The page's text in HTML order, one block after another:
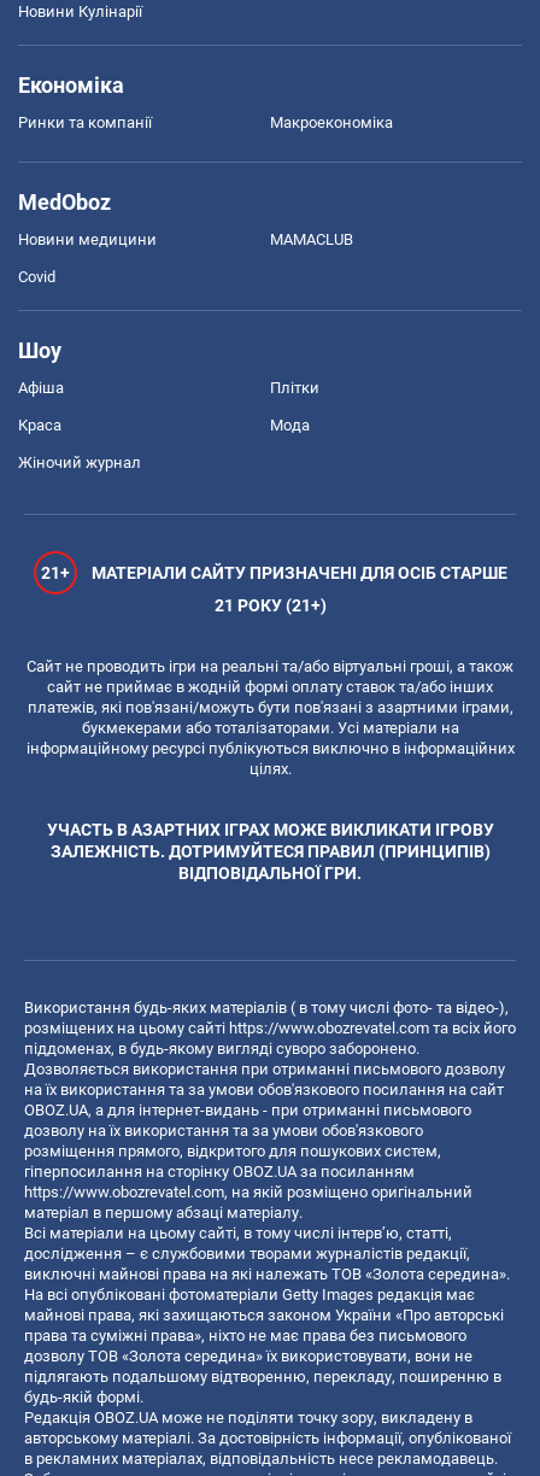
Новини Кулінарії
Економіка
Ринки та компанії Макроекономіка
MedOboz
Новини медицини MAMACLUB
Covid
Шоу
Афіша Плітки
Краса Мода
Жіночий журнал
21+
МАТЕРІАЛИ САЙТУ ПРИЗНАЧЕНІ ДЛЯ ОСІБ СТАРШЕ
21 РОКУ (21+)
Сайт не проводить ігри на реальні та/або віртуальні гроші, а також
сайт не приймає в жодній формі оплату ставок та/або інших
платежів, які пов'язані/можуть бути пов'язані з азартними іграми,
букмекерами або тоталізаторами. Усі матеріали на
інформаційному ресурсі публікуються виключно в інформаційних
цілях.
УЧАСТЬ В АЗАРТНИХ ІГРАХ МОЖЕ ВИКЛИКАТИ ІГРОВУ
ЗАЛЕЖНІСТЬ. ДОТРИМУЙТЕСЯ ПРАВИЛ (ПРИНЦИПІВ)
ВІДПОВІДАЛЬНОЇ ГРИ.
Використання будь-яких матеріалів ( в тому числі фото- та відео-),
розміщених на цьому сайті https://www.obozrevatel.com та всіх його
піддоменах, в будь-якому вигляді суворо заборонено.
Дозволяється використання при отриманні письмового дозволу
на їх використання та за умови обов'язкового посилання на сайт
OBOZ.UA, а для інтернет-видань - при отриманні письмового
дозволу на їх використання та за умови обов'язкового
розміщення прямого, відкритого для пошукових систем,
гіперпосилання на сторінку OBOZ.UA за посиланням
https://www.obozrevatel.com, на якій розміщено оригінальний
матеріал в першому абзаці матеріалу.
Всі матеріали на цьому сайті, в тому числі інтерв’ю, статті,
дослідження – є службовими творами журналістів редакції,
виключні майнові права на які належать ТОВ «Золота середина».
На всі опубліковані фотоматеріали Getty Images редакція має
майнові права, які захищаються законом України «Про авторські
права та суміжні права», ніхто не має права без письмового
дозволу ТОВ «Золота середина» їх використовувати, вони не
підлягають подальшому відтворенню, перекладу, поширенню в
будь-якій формі.
Редакція OBOZ.UA може не поділяти точку зору, викладену в
авторському матеріалі. За достовірність інформації, опублікованої
в рекламних матеріалах, відповідальність несе рекламодавець.